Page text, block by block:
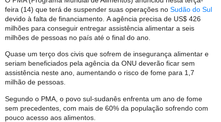
feira (14) que terá de suspender suas operações no Sudão do Sul
devido à falta de financiamento. A agência precisa de US$ 426
milhões para conseguir entregar assistência alimentar a seis
milhões de pessoas no país até o final do ano.
Quase um terço dos civis que sofrem de insegurança alimentar e
seriam beneficiados pela agência da ONU deverão ficar sem
assistência neste ano, aumentando o risco de fome para 1,7
milhão de pessoas.
Segundo o PMA, o povo sul-sudanês enfrenta um ano de fome
sem precedentes, com mais de 60% da população sofrendo com
pouco acesso aos alimentos.